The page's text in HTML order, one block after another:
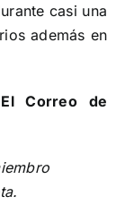
casi una
además en
El Correo de